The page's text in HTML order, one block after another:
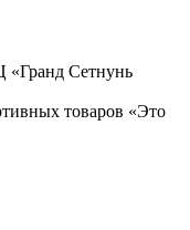
«Гранд Сетнунь
товаров «Это